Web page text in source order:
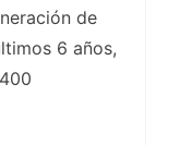
de
6 años,